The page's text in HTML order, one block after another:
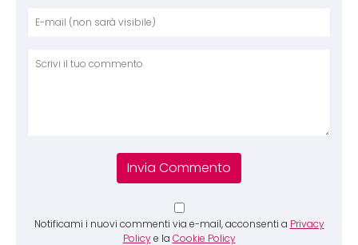
Notificami i nuovi commenti via e-mail, acconsenti a Privacy
Policy e la Cookie Policy